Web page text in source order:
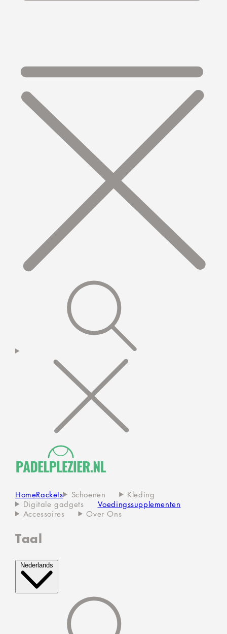
HomeRackets Schoenen
Kleding
Digitale gadgets
Voedingssupplementen
Accessoires
Over Ons
Taal
Nederlands